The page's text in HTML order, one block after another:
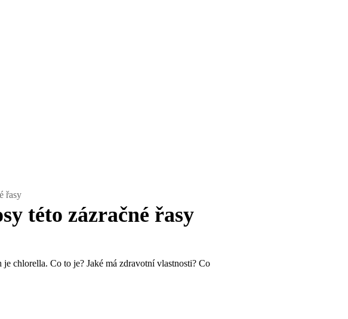
řasy
této zázračné řasy
chlorella. Co to je? Jaké má zdravotní vlastnosti? Co